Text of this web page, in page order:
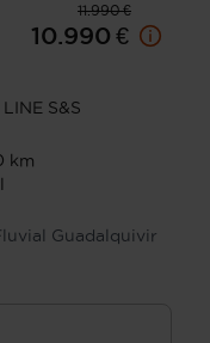
11.990 €
10.990 €
S&S
km
Guadalquivir